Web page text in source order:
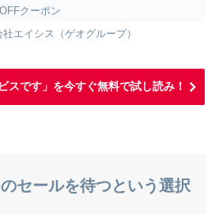
クーポン
エイシス（ゲオグループ）
スです」を今すぐ無料で試し読み！
セールを待つという選択